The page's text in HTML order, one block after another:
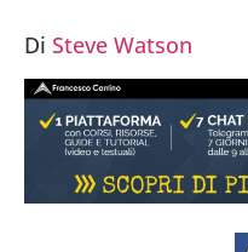
Di Steve Watson